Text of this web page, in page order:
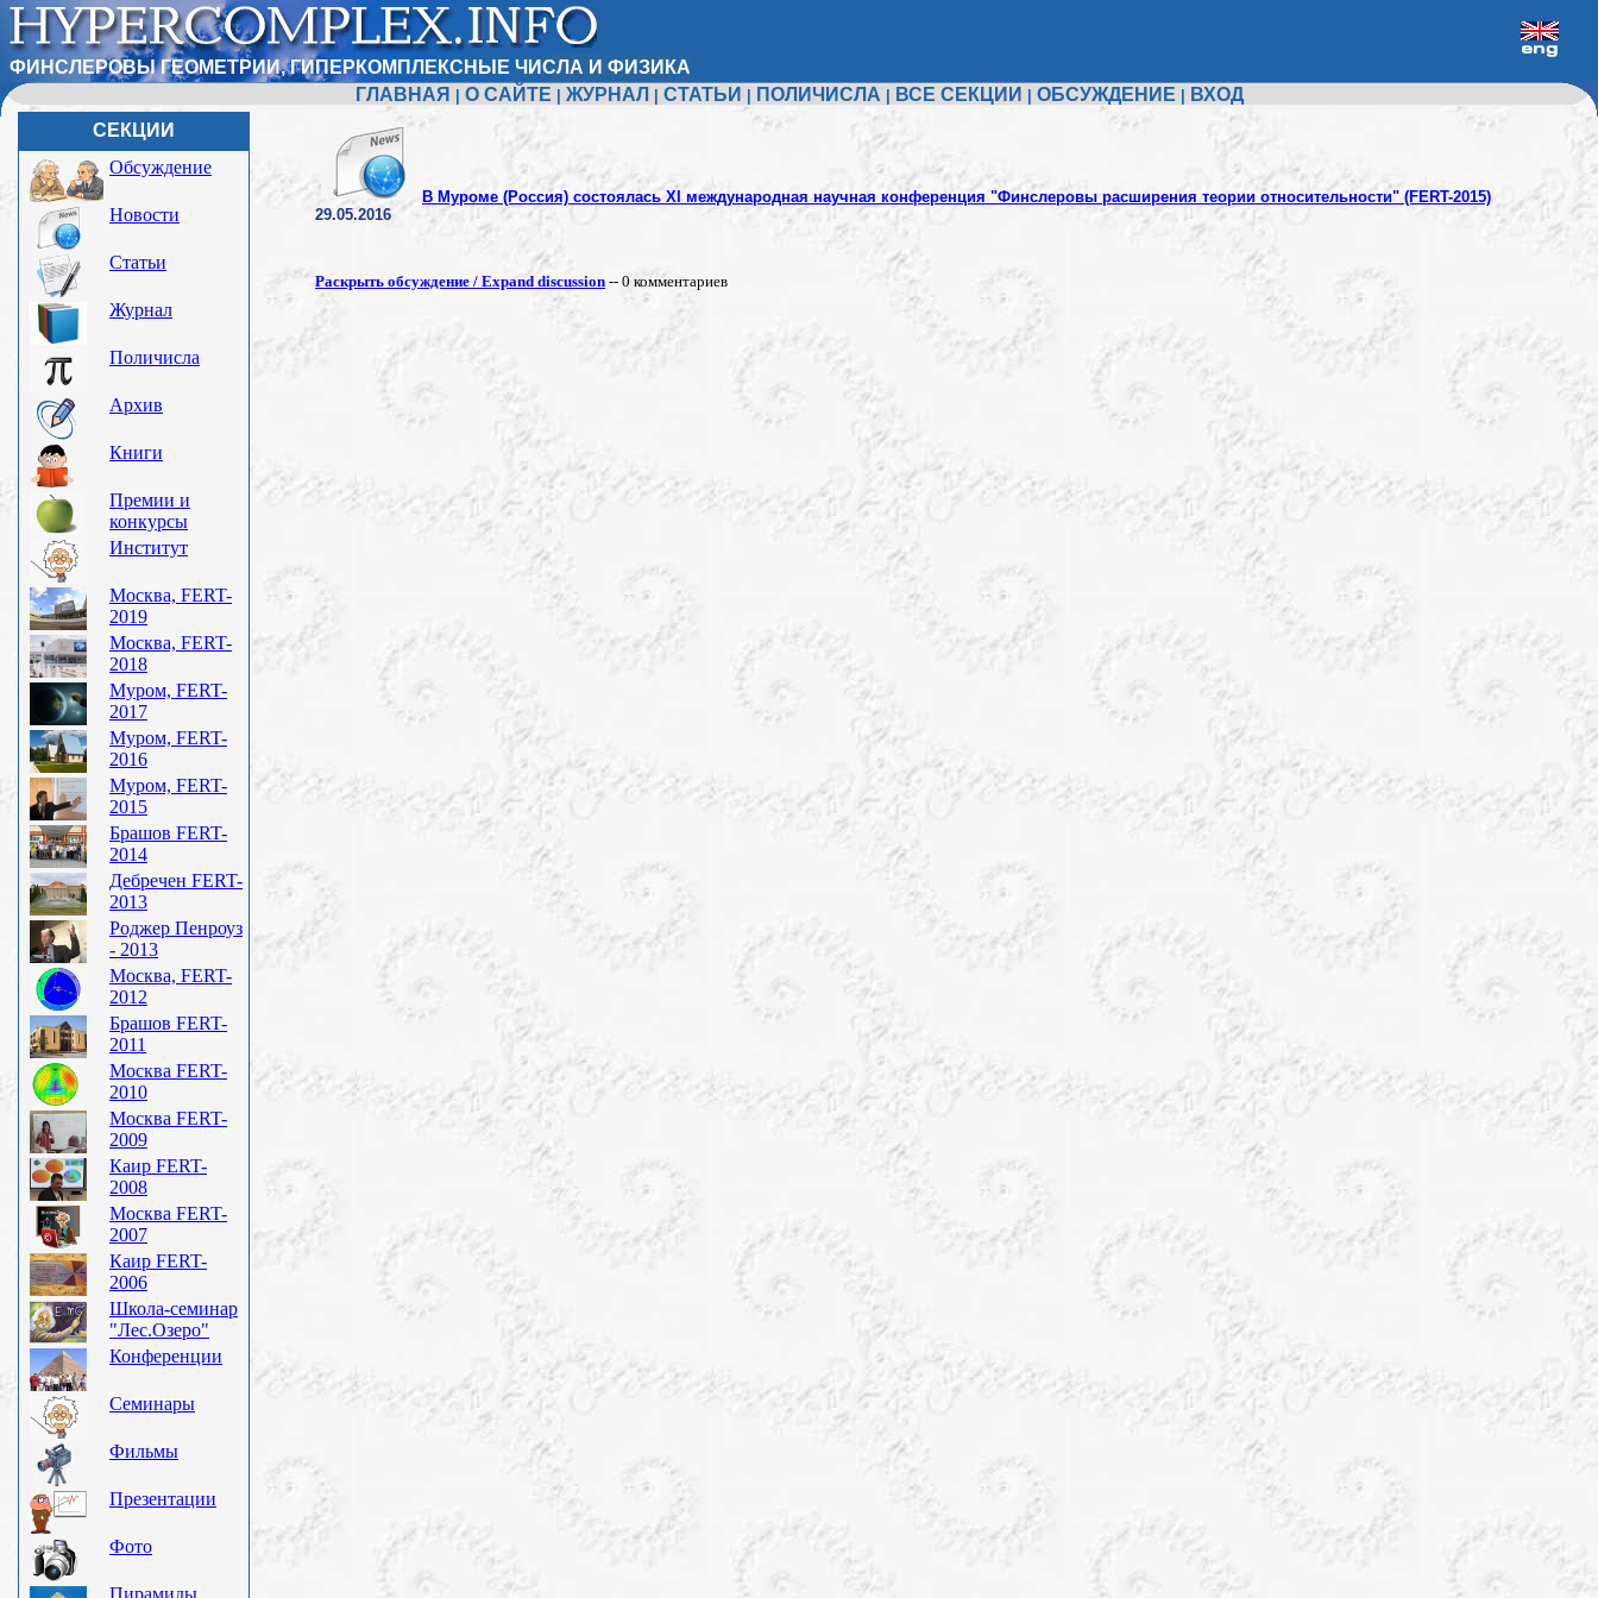
ФИНСЛЕРОВЫ ГЕОМЕТРИИ, ГИПЕРКОМПЛЕКСНЫЕ ЧИСЛА И ФИЗИКА
ГЛАВНАЯ
О САЙТЕ ЖУРНАЛ СТАТЬИ ПОЛИЧИСЛА ВСЕ СЕКЦИИ ОБСУЖДЕНИЕ
ВХОД
СЕКЦИИ
Обсуждение
Новости
Статьи
Журнал
Поличисла
Архив
Книги
Премии и
конкурсы
Институт
Москва, FERT-
2019
Москва, FERT-
2018
Муром, FERT-
2017
Муром, FERT-
2016
Муром, FERT-
2015
Брашов FERT-
2014
Дебречен FERT-
2013
Роджер Пенроуз
- 2013
Москва, FERT-
2012
Брашов FERT-
2011
Москва FERT-
2010
Москва FERT-
2009
Каир FERT-
2008
Москва FERT-
2007
Каир FERT-
2006
Школа-семинар
"Лес.Озеро"
Конференции
Семинары
Фильмы
Презентации
Фото
Пирамиды
В Муроме (Россия) состоялась XI международная научная конференция "Финслеровы расширения теории относительности" (FERT-2015)
29.05.2016
Раскрыть обсуждение / Expand discussion -- 0 комментариев